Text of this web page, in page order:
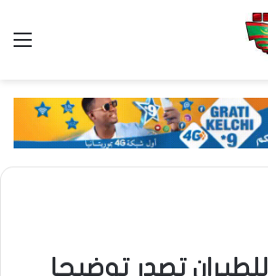
للطيران تصدر توضيحا